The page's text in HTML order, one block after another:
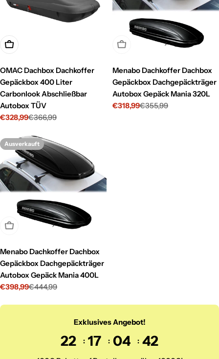
In den Warenkorb legen
OMAC Dachbox Dachkoffer
Gepäckbox 400 Liter
Carbonlook Abschließbar
Autobox TÜV
Verkaufspreis
€328,99
Regulärer€366,99
Ausverkauft
Menabo Dachkoffer Dachbox
Gepäckbox Dachgepäckträger
Autobox Gepäck Mania 320L
Verkaufspreis
€318,99
Regulärer€355,99
Ausverkauft
Ausverkauft
Menabo Dachkoffer Dachbox
Gepäckbox Dachgepäckträger
Autobox Gepäck Mania 400L
Verkaufspreis
€398,99
Regulärer€444,99
Exklusives Angebot!
22 17 04 40